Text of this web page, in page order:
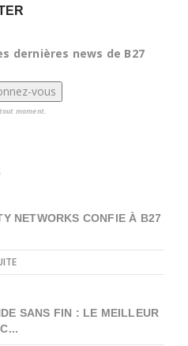
dernières news de B27
tout moment.
NETWORKS CONFIE À B27
SANS FIN : LE MEILLEUR